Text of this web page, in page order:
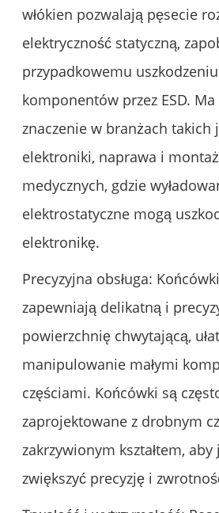
włókien pozwalają pęsecie
elektryczność statyczną,
przypadkowemu
komponentów przez ESD.
znaczenie w branżach takich
elektroniki, naprawa i
medycznych, gdzie
elektrostatyczne mogą
elektronikę.
Precyzyjna obsługa:
zapewniają delikatną i
powierzchnię chwytającą,
manipulowanie małymi
częściami. Końcówki są
zaprojektowane z drobnym
zakrzywionym kształtem, aby
zwiększyć precyzję i